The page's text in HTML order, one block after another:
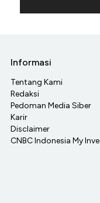
Informasi
Tentang Kami
Redaksi
Pedoman Media Siber
Karir
Disclaimer
CNBC Indonesia My